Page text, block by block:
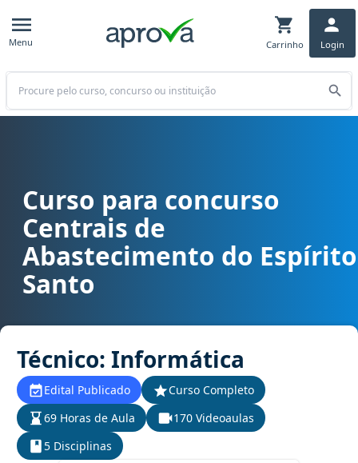
Menu Carrinho Login
Buscar
Curso para concurso CEASA ES - Centrais de Abastecimento do
Curso para concurso
Centrais de
Abastecimento do Espírito
Santo
Técnico: Informática
Edital Publicado
Curso Completo
69 Horas de Aula
170 Videoaulas
5 Disciplinas